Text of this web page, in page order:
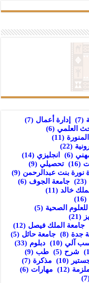
(7) إدارة أعمال (7)
العلمي (6)
(11)
(22)
(6) انجليزي (14)
(16) تحصيلي (9)
نورة بنت عبدالرحمن (9)
(23) جامعة الجوف (6)
خالد (11)
(16)
الصحية (5)
(21)
جامعة الملك فيصل (12)
جدة (8) جامعة حائل (5)
آلي (10) دبلوم (33)
شرح (5) طب (9)
(10) مذكرة (7)
(12) مهارات (6)